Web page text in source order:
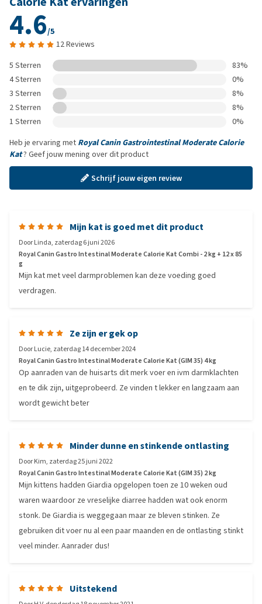
4.6/5
12 Reviews
5 Sterren
83%
4 Sterren
0%
3 Sterren
8%
2 Sterren
8%
1 Sterren
0%
Heb je ervaring met Royal Canin Gastrointestinal Moderate Calorie
Kat? Geef jouw mening over dit product
Schrijf jouw eigen review
Mijn kat is goed met dit product
DoorLinda, zaterdag 6 juni 2026
Royal Canin Gastro Intestinal Moderate Calorie Kat Combi - 2 kg + 12 x 85
g
Mijn kat met veel darmproblemen kan deze voeding goed
verdragen.
Ze zijn er gek op
DoorLucie, zaterdag 14 december 2024
Royal Canin Gastro Intestinal Moderate Calorie Kat (GIM 35) 4 kg
Op aanraden van de huisarts dit merk voer en ivm darmklachten
en te dik zijn, uitgeprobeerd. Ze vinden t lekker en langzaam aan
wordt gewicht beter
Minder dunne en stinkende ontlasting
DoorKim, zaterdag 25 juni 2022
Royal Canin Gastro Intestinal Moderate Calorie Kat (GIM 35) 2 kg
Mijn kittens hadden Giardia opgelopen toen ze 10 weken oud
waren waardoor ze vreselijke diarree hadden wat ook enorm
stonk. De Giardia is weggegaan maar ze bleven stinken. Ze
gebruiken dit voer nu al een paar maanden en de ontlasting stinkt
veel minder. Aanrader dus!
Uitstekend